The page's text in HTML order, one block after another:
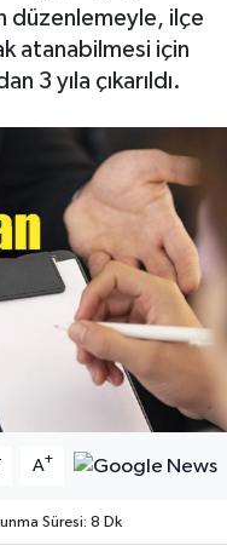
düzenlemeyle, ilçe
atanabilmesi için
3 yıla çıkarıldı.
A+
Süresi: 8 Dk